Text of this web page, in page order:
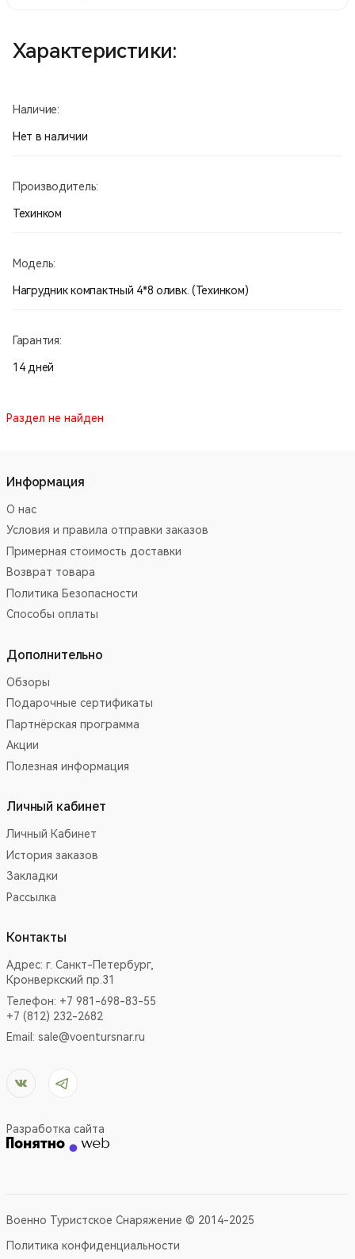
отверстие для дренажа воды. Совместим с ранцем
изменяемого объёма. Комплектуется упаковочным чехлом,
Производство Россия.
Характеристики:
Наличие:
Нет в наличии
Производитель:
Техинком
Модель:
Нагрудник компактный 4*8 оливк. (Техинком)
Гарантия:
14 дней
Раздел не найден
Информация
О нас
Условия и правила отправки заказов
Примерная стоимость доставки
Возврат товара
Политика Безопасности
Способы оплаты
Дополнительно
Обзоры
Подарочные сертификаты
Партнёрская программа
Акции
Полезная информация
Личный кабинет
Личный Кабинет
История заказов
Закладки
Рассылка
Контакты
Адрес: г. Санкт-Петербург,
Кронверкский пр.31
Телефон: +7 981-698-83-55
+7 (812) 232-2682
Email: sale@voentursnar.ru
Разработка сайта
Военно Туристское Снаряжение © 2014-2025
Политика конфиденциальности